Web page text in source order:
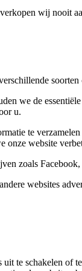
wij nooit
we de
u.
te
onze website
zoals
websites
uit te schakelen